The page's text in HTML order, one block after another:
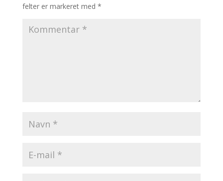
felter er markeret med *